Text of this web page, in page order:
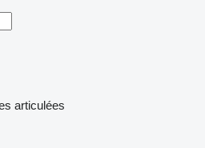
articulées